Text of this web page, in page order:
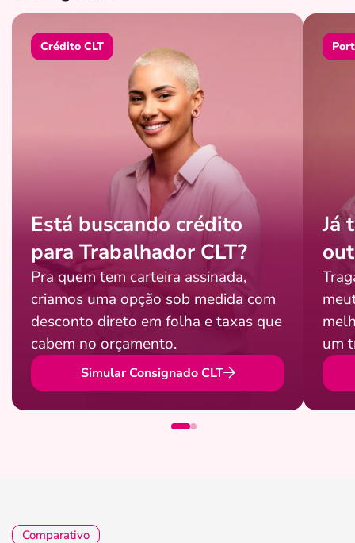
Crédito CLT
Está buscando crédito
para Trabalhador CLT?
Pra quem tem carteira assinada,
criamos uma opção sob medida com
desconto direto em folha e taxas que
cabem no orçamento.
Simular Consignado CLT
Já
um
Comparativo